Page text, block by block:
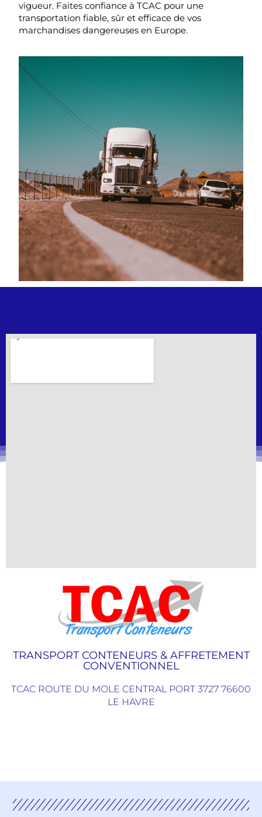
vigueur. Faites confiance à TCAC pour une
transportation fiable, sûr et efficace de vos
marchandises dangereuses en Europe.
TRANSPORT CONTENEURS & AFFRETEMENT
CONVENTIONNEL
TCAC ROUTE DU MOLE CENTRAL PORT 3727 76600
LE HAVRE